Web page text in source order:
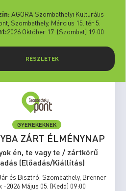
AGORA Szombathelyi Kulturális
Szombathely, Március 15. tér 5.
2026 Október 17. (Szombat) 19:00
RÉSZLETEK
GYEREKEKNEK
ZÁRT ÉLMÉNYNAP
én, te vagy te / zártkörű
(Előadás/Kiállítás)
és Bisztró, Szombathely, Brenner
-2026 Május 05. (Kedd) 09:00